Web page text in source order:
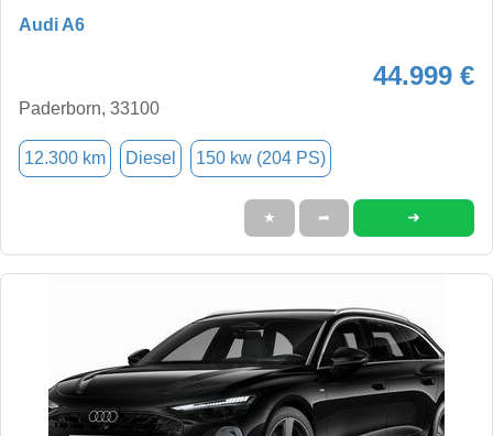
Audi A6
44.999 €
Paderborn, 33100
12.300 km Diesel 150 kw (204 PS)
★ ➦ ➜